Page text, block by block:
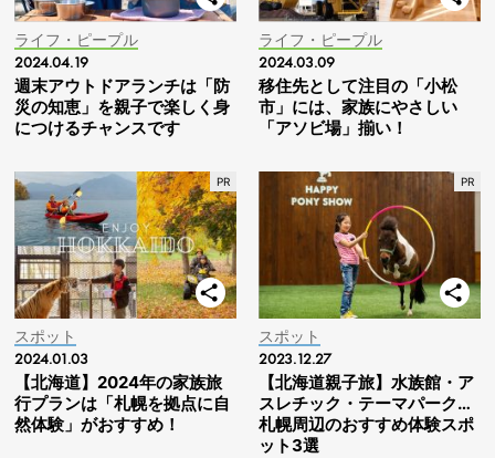
ライフ・ピープル
2024.04.19
週末アウトドアランチは「防
災の知恵」を親子で楽しく身
につけるチャンスです
ライフ・ピープル
2024.03.09
移住先として注目の「小松
市」には、家族にやさしい
「アソビ場」揃い！
スポット
2024.01.03
【北海道】2024年の家族旅
行プランは「札幌を拠点に自
然体験」がおすすめ！
スポット
2023.12.27
【北海道親子旅】水族館・ア
スレチック・テーマパーク…
札幌周辺のおすすめ体験スポ
ット3選